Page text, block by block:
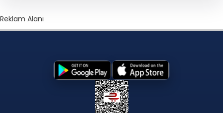
Reklam Alanı